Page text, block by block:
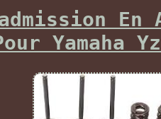
En
Yamaha